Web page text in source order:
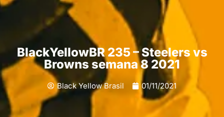
BlackYellowBR 235 – Steelers vs
Browns semana 8 2021
Black Yellow Brasil 01/11/2021